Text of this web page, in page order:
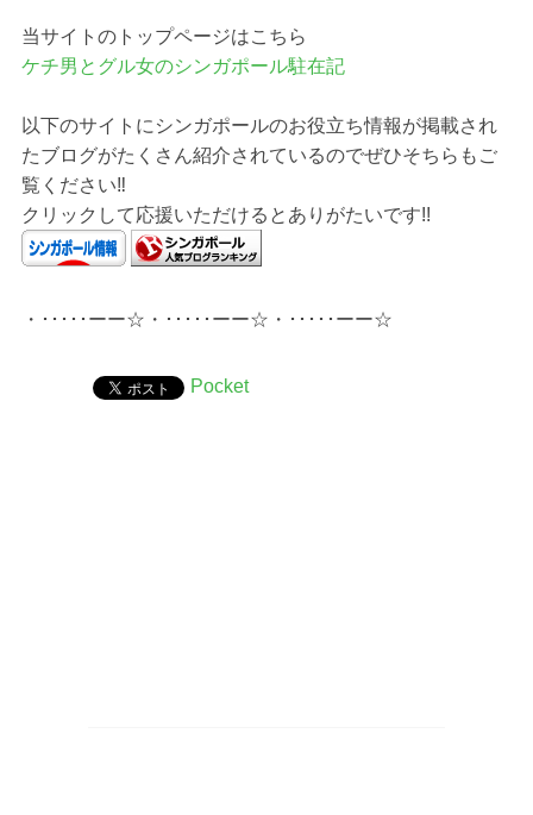
当サイトのトップページはこちら
ケチ男とグル女のシンガポール駐在記
以下のサイトにシンガポールのお役立ち情報が掲載され
たブログがたくさん紹介されているのでぜひそちらもご
覧ください‼︎
クリックして応援いただけるとありがたいです!!
・･････ーー☆・･････ーー☆・･････ーー☆
Pocket